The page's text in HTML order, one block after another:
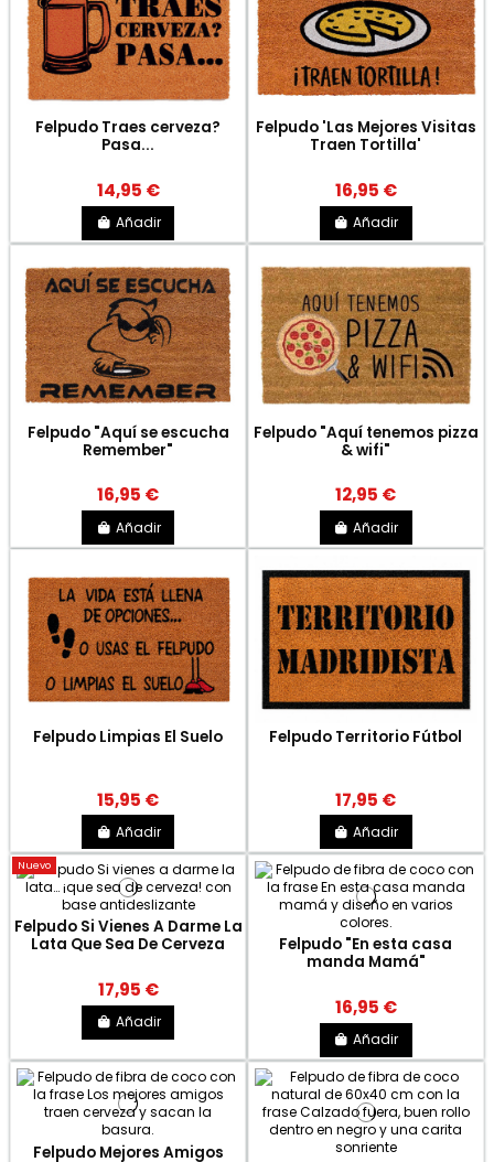
Felpudo Traes cerveza?
Pasa...
14,95 €
Añadir
Felpudo 'Las Mejores Visitas
Traen Tortilla'
16,95 €
Añadir
Felpudo "Aquí se escucha
Remember"
16,95 €
Añadir
Felpudo "Aquí tenemos pizza
& wifi"
12,95 €
Añadir
Felpudo Limpias El Suelo
15,95 €
Añadir
Felpudo Territorio Fútbol
17,95 €
Añadir
Nuevo
Felpudo Si Vienes A Darme La
Lata Que Sea De Cerveza
17,95 €
Añadir
Felpudo "En esta casa
manda Mamá"
16,95 €
Añadir
Felpudo Mejores Amigos